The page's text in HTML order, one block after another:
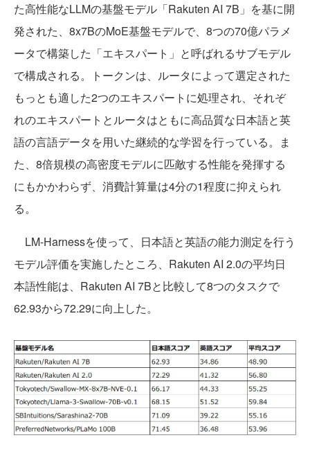
た高性能なLLMの基盤モデル「Rakuten AI 7B」を基に開
発された、8x7BのMoE基盤モデルで、8つの70億パラメ
ータで構築した「エキスパート」と呼ばれるサブモデル
で構成される。トークンは、ルータによって選定された
もっとも適した2つのエキスパートに処理され、それぞ
れのエキスパートとルータはともに高品質な日本語と英
語の言語データを用いた継続的な学習を行っている。ま
た、8倍規模の高密度モデルに匹敵する性能を発揮する
にもかかわらず、消費計算量は4分の1程度に抑えられ
る。
LM-Harnessを使って、日本語と英語の能力測定を行う
モデル評価を実施したところ、Rakuten AI 2.0の平均日
本語性能は、Rakuten AI 7Bと比較して8つのタスクで
62.93から72.29に向上した。